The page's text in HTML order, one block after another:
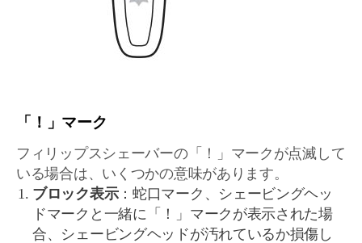
「！」マーク
フィリップスシェーバーの「！」マークが点滅して
いる場合は、いくつかの意味があります。
ブロック表示：蛇口マーク、シェービングヘッ
ドマークと一緒に「！」マークが表示された場
合、シェービングヘッドが汚れているか損傷し